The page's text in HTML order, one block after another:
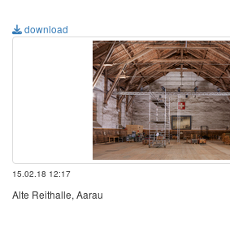
download
15.02.18 12:17
Alte Reithalle, Aarau